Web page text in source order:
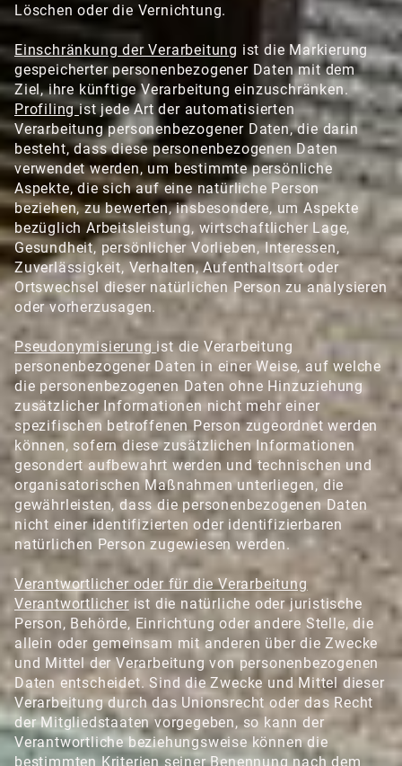
Löschen oder die Vernichtung.
Einschränkung der Verarbeitung ist die Markierung
gespeicherter personenbezogener Daten mit dem
Ziel, ihre künftige Verarbeitung einzuschränken.
Profilingist jede Art der automatisierten
Verarbeitung personenbezogener Daten, die darin
besteht, dass diese personenbezogenen Daten
verwendet werden, um bestimmte persönliche
Aspekte, die sich auf eine natürliche Person
beziehen, zu bewerten, insbesondere, um Aspekte
bezüglich Arbeitsleistung, wirtschaftlicher Lage,
Gesundheit, persönlicher Vorlieben, Interessen,
Zuverlässigkeit, Verhalten, Aufenthaltsort oder
Ortswechsel dieser natürlichen Person zu analysieren
oder vorherzusagen.
Pseudonymisierung ist die Verarbeitung
personenbezogener Daten in einer Weise, auf welche
die personenbezogenen Daten ohne Hinzuziehung
zusätzlicher Informationen nicht mehr einer
spezifischen betroffenen Person zugeordnet werden
können, sofern diese zusätzlichen Informationen
gesondert aufbewahrt werden und technischen und
organisatorischen Maßnahmen unterliegen, die
gewährleisten, dass die personenbezogenen Daten
nicht einer identifizierten oder identifizierbaren
natürlichen Person zugewiesen werden.
Verantwortlicher oder für die Verarbeitung
Verantwortlicherist die natürliche oder juristische
Person, Behörde, Einrichtung oder andere Stelle, die
allein oder gemeinsam mit anderen über die Zwecke
und Mittel der Verarbeitung von personenbezogenen
Daten entscheidet. Sind die Zwecke und Mittel dieser
Verarbeitung durch das Unionsrecht oder das Recht
der Mitgliedstaaten vorgegeben, so kann der
Verantwortliche beziehungsweise können die
bestimmten Kriterien seiner Benennung nach dem